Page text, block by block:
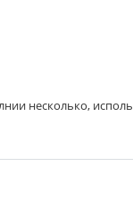
несколько,